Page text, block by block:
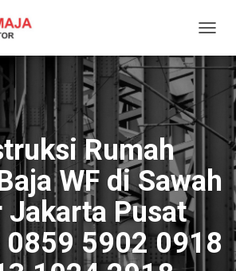
O
G
N
G
I
O
Rumah
WF di Sawah
Jakarta Pusat
0859 5902 0918